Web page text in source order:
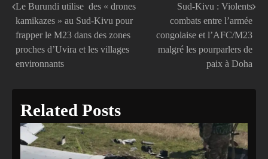
Navigation
de
l’article
Le Burundi utilise des « drones
kamikazes » au Sud-Kivu pour
frapper le M23 dans des zones
proches d’Uvira et les villages
environnants
Sud-Kivu : Violents
combats entre l’armée
congolaise et l’AFC/M23
malgré les pourparlers de
paix à Doha
Related Posts